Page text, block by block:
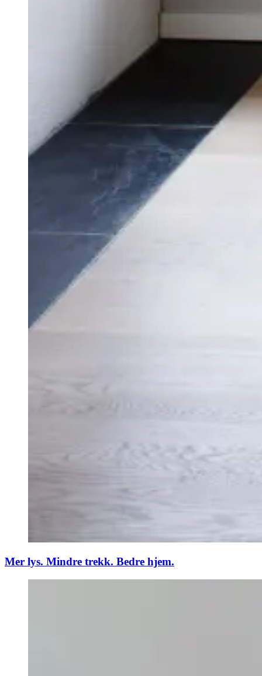
Mer lys. Mindre trekk. Bedre hjem.